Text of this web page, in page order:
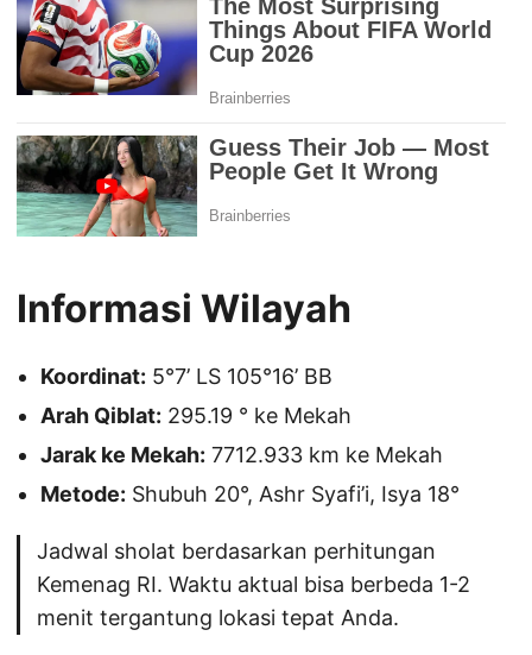
Informasi Wilayah
Koordinat: 5°7’ LS 105°16’ BB
Arah Qiblat: 295.19 ° ke Mekah
Jarak ke Mekah: 7712.933 km ke Mekah
Metode: Shubuh 20°, Ashr Syafi’i, Isya 18°
Jadwal sholat berdasarkan perhitungan
Kemenag RI. Waktu aktual bisa berbeda 1-2
menit tergantung lokasi tepat Anda.